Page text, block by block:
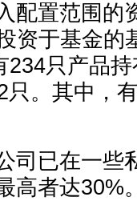
配置范围的
资于基金的
只产品
。其中，
已在一些
高者达30%